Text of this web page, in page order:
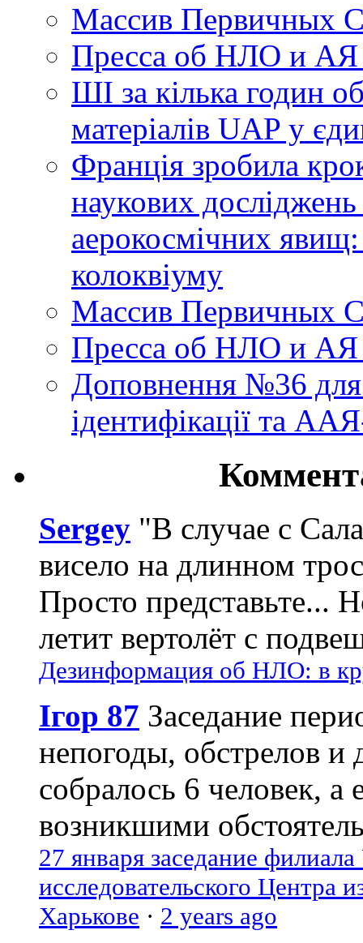
Массив Первичных
Пресса об НЛО и
ШІ за кілька годин
матеріалів UAP у
Франція зробила
наукових
аерокосмічних
колоквіуму
Массив Первичных
Пресса об НЛО и
Доповнення №36
ідентифікації та
Sergey "В случае с
висело на длинном
Просто представьте...
летит вертолёт с
Дезинформация об НЛО: в
Ігор 87 Заседание
непогоды, обстрелов и
собралось 6 человек, а
возникшими
27 января заседание
исследовательского Центра
Харькове · 2 years ago